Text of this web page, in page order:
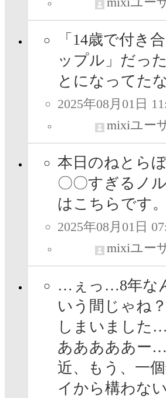
「14歳で付き
ップル」だっ
とになってた
2025年08月01日
mixiユー
本日のねとら
〇〇すぎるノ
はこちらです。
2025年08月01日
mixiユー
…ぇっ…8年な
いう間じゃね
しまいまし
あああああー
近、もう、一
イから構わな